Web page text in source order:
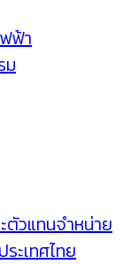
ฟ้า
ม
ตัวแทนจำหน่าย
ระเทศไทย